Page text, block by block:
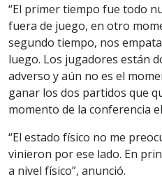
“El primer tiempo fue todo
fuera de juego, en otro
segundo tiempo, nos
luego. Los jugadores están
adverso y aún no es el
ganar los dos partidos que
momento de la conferencia
“El estado físico no me
vinieron por ese lado. En
a nivel físico”, anunció.